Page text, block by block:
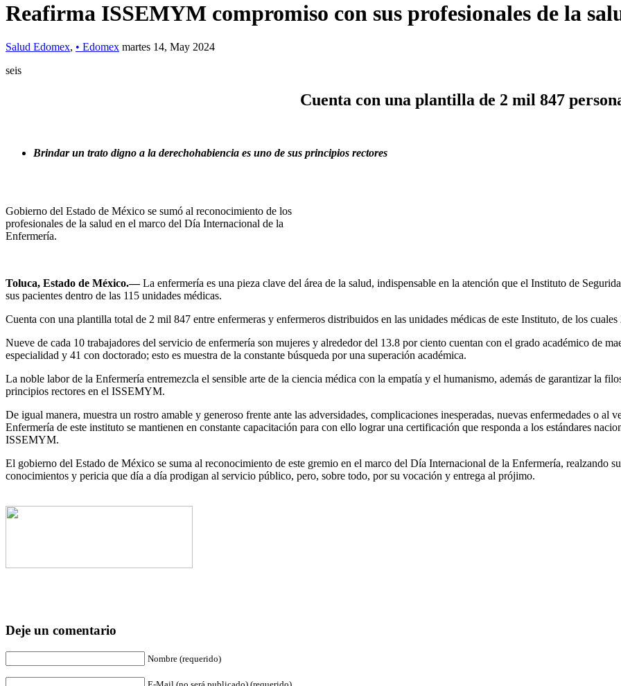
Reafirma ISSEMYM compromiso con sus profesionales de la
Salud Edomex, • Edomex martes 14, May 2024
seis
Cuenta con una plantilla de 2 mil 847
Brindar un trato digno a la derechohabiencia es uno de sus principios rectores
Gobierno del Estado de México se sumó al reconocimiento de los
profesionales de la salud en el marco del Día Internacional de la
Enfermería.
Toluca, Estado de México.—La enfermería es una pieza clave del área de la salud, indispensable en la atención que el Instituto de
sus pacientes dentro de las 115 unidades médicas.
Cuenta con una plantilla total de 2 mil 847 entre enfermeras y enfermeros distribuidos en las unidades médicas de este Instituto, de los
Nueve de cada 10 trabajadores del servicio de enfermería son mujeres y alrededor del 13.8 por ciento cuentan con el grado académico de
especialidad y 41 con doctorado; esto es muestra de la constante búsqueda por una superación académica.
La noble labor de la Enfermería entremezcla el sensible arte de la ciencia médica con la empatía y el humanismo, además de garantizar la
principios rectores en el ISSEMYM.
De igual manera, muestra un rostro amable y generoso frente ante las adversidades, complicaciones inesperadas, nuevas enfermedades o al
Enfermería de este instituto se mantienen en constante capacitación para con ello lograr una certificación que responda a los estándares
ISSEMYM.
El gobierno del Estado de México se suma al reconocimiento de este gremio en el marco del Día Internacional de la Enfermería, realzando
conocimientos y pericia que día a día prodigan al servicio público, pero, sobre todo, por su vocación y entrega al prójimo.
Deje un comentario
Nombre (requerido)